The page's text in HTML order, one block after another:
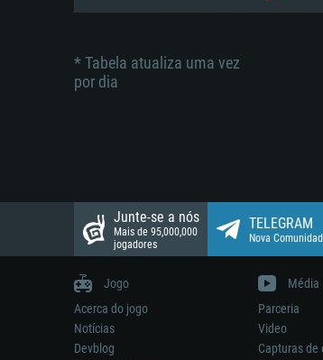
* Tabela atualiza uma vez
por dia
Junte-se a nós
Mais de 95,000,000
jogadores
TELEGRAM
Nova
Jogo
Acerca do jogo
Notícias
Devblog
Média
Parceria
Video
Capturas de